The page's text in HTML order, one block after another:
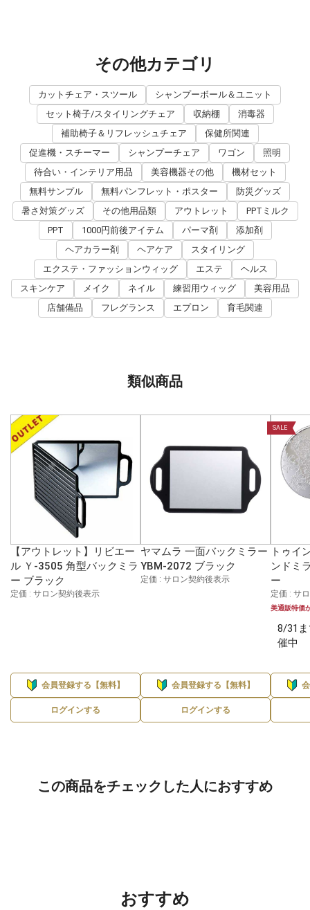
その他カテゴリ
カットチェア・スツール
シャンプーボール＆ユニット
セット椅子/スタイリングチェア
収納棚
消毒器
補助椅子＆リフレッシュチェア
保健所関連
促進機・スチーマー
シャンプーチェア ワゴン
照明
待合い・インテリア用品
美容機器その他
機材セット
無料サンプル
無料パンフレット・ポスター
防災グッズ
暑さ対策グッズ
その他用品類 アウトレット
PPTミルク
PPT
1000円前後アイテム パーマ剤
添加剤
ヘアカラー剤
ヘアケア
スタイリング
エクステ・ファッションウィッグ
エステ
ヘルス
スキンケア
メイク ネイル 練習用ウィッグ
美容用品
店舗備品
フレグランス エプロン 育毛関連
類似商品
【アウトレット】リビエー
ル Ｙ-3505 角型バックミラ
ー ブラック
定価 : サロン契約後表示
会員登録する【無料】
ログインする
ヤマムラ 一面バックミラー
YBM-2072 ブラック
定価 : サロン契約後表示
会員登録する【無料】
ログインする
SALE
トゥイ
ンドミ
ー
定価 : サ
美通販特価
8/31
催中
この商品をチェックした人におすすめ
おすすめ